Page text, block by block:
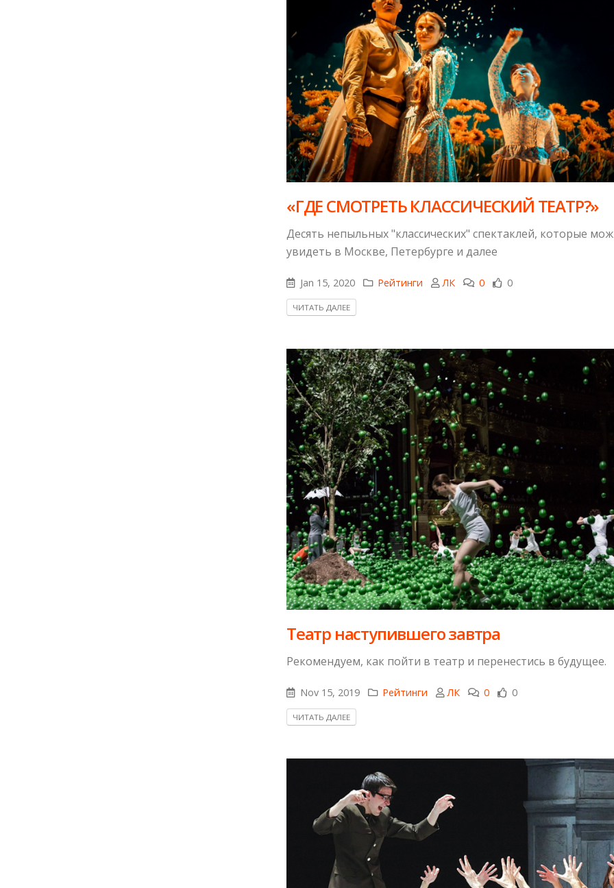
«ГДЕ СМОТРЕТЬ КЛАССИЧЕСКИЙ ТЕАТР?»
Десять непыльных "классических" спектаклей, которые
увидеть в Москве, Петербурге и далее
Jan 15, 2020 Рейтинги ЛК 0 0
ЧИТАТЬ ДАЛЕЕ
Театр наступившего завтра
Рекомендуем, как пойти в театр и перенестись в будущее.
Nov 15, 2019 Рейтинги ЛК 0 0
ЧИТАТЬ ДАЛЕЕ